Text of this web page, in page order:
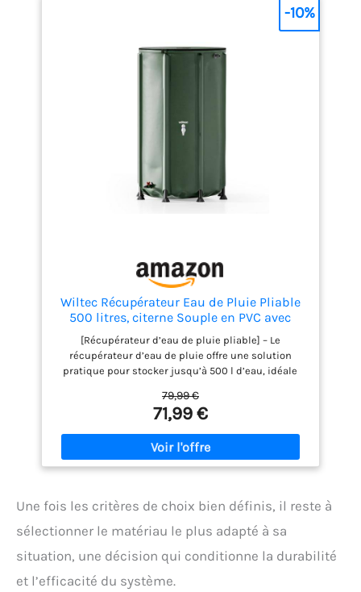
produits malins pour vous faciliter la vie lors de vos
Loire
Wiltec Récupérateur Eau de Pluie Pliable
500 litres, citerne Souple en PVC avec
Fermeture éclair, Robinet et Couvercle,
réservoir Irrigation Jardin
[Récupérateur d’eau de pluie pliable] – Le
récupérateur d’eau de pluie offre une solution
pratique pour stocker jusqu’à 500 l d’eau, idéale
domestiques [Matériaux durables] – Fabriqué en
tissu PVC 1000D, ce réservoir d’eau de pluie souple
est robuste et résistant aux intempéries – 8 tiges
de support en PVC de 20 mm de diamètre assurent
la stabilité [Caractéristiques techniques] – Avec un
utilisation facile et une prise aisée de l’eau
récupérée [Design flexible] – La citerne se plie
aisément lorsqu’elle n’est pas utilisée, facilitant le
rangement – dimensions compactes de 80 cm de
espaces réduits [Approche écologique] – Utiliser
79,99 €
71,99 €
-10%
Une fois les critères de choix bien définis, il reste à
sélectionner le matériau le plus adapté à sa
situation, une décision qui conditionne la durabilité
et l’efficacité du système.